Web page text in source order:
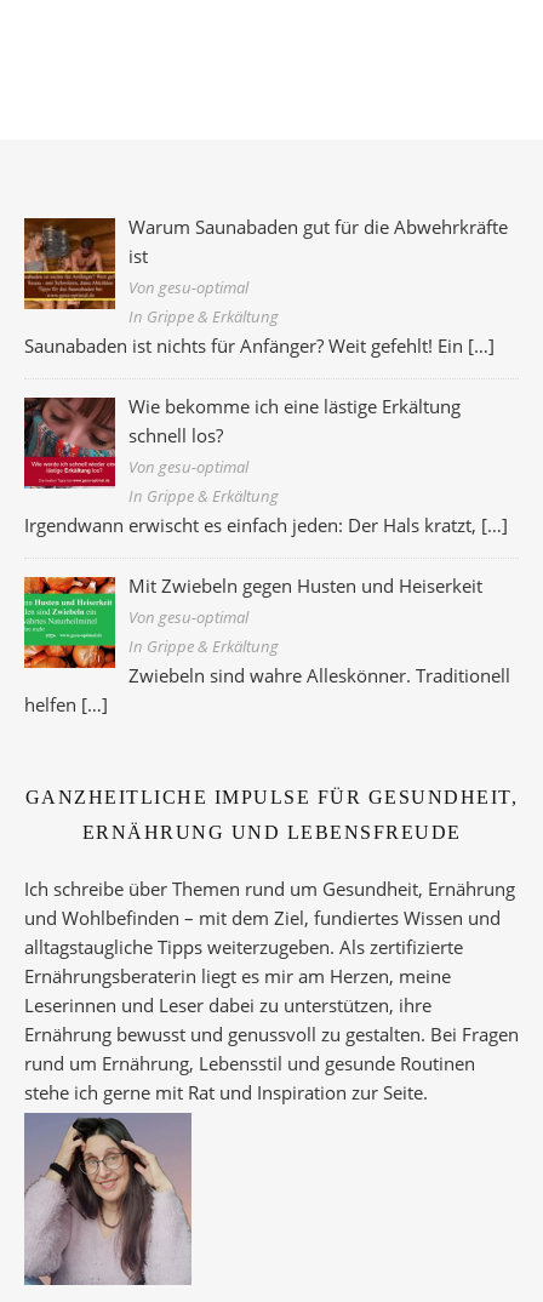
Warum Saunabaden gut für die Abwehrkräfte
ist
Von gesu-optimal
In Grippe & Erkältung
Saunabaden ist nichts für Anfänger? Weit gefehlt! Ein […]
Wie bekomme ich eine lästige Erkältung
schnell los?
Von gesu-optimal
In Grippe & Erkältung
Irgendwann erwischt es einfach jeden: Der Hals kratzt, […]
Mit Zwiebeln gegen Husten und Heiserkeit
Von gesu-optimal
In Grippe & Erkältung
Zwiebeln sind wahre Alleskönner. Traditionell
helfen […]
GANZHEITLICHE IMPULSE FÜR GESUNDHEIT,
ERNÄHRUNG UND LEBENSFREUDE
Ich schreibe über Themen rund um Gesundheit, Ernährung
und Wohlbefinden – mit dem Ziel, fundiertes Wissen und
alltagstaugliche Tipps weiterzugeben. Als zertifizierte
Ernährungsberaterin liegt es mir am Herzen, meine
Leserinnen und Leser dabei zu unterstützen, ihre
Ernährung bewusst und genussvoll zu gestalten. Bei Fragen
rund um Ernährung, Lebensstil und gesunde Routinen
stehe ich gerne mit Rat und Inspiration zur Seite.